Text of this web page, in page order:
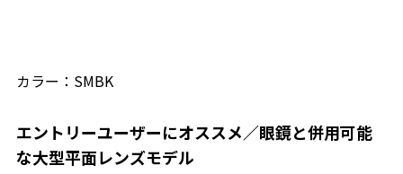
カラー：SMBK
エントリーユーザーにオススメ／眼鏡と併用可能
な大型平面レンズモデル